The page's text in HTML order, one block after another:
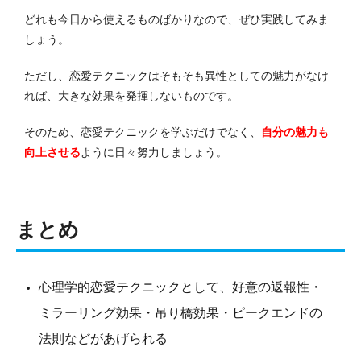
どれも今日から使えるものばかりなので、ぜひ実践してみま
しょう。
ただし、恋愛テクニックはそもそも異性としての魅力がなけ
れば、大きな効果を発揮しないものです。
そのため、恋愛テクニックを学ぶだけでなく、
自分の魅力も
向上させるように日々努力しましょう。
まとめ
心理学的恋愛テクニックとして、好意の返報性・
ミラーリング効果・吊り橋効果・ピークエンドの
法則などがあげられる